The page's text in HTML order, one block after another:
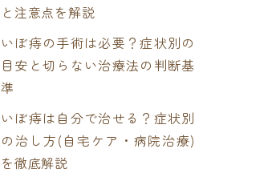
と注意点を解説
いぼ痔の手術は必要？症状別の
目安と切らない治療法の判断基
準
いぼ痔は自分で治せる？症状別
の治し方(自宅ケア・病院治療)
を徹底解説